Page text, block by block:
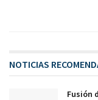
NOTICIAS
Fusión